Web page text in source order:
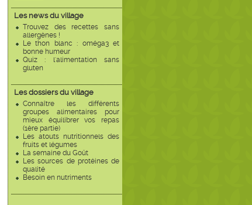
Les news du village
Trouvez des recettes sans
allergènes !
Le thon blanc : oméga3 et
bonne humeur
Quiz : l'alimentation sans
gluten
Les dossiers du village
Connaître les différents
groupes alimentaires pour
mieux équilibrer vos repas
(1ère partie)
Les atouts nutritionnels des
fruits et légumes
La semaine du Goût
Les sources de protéines de
qualité
Besoin en nutriments